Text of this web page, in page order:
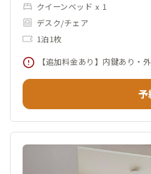
クイーンベッド x 1
デスク/チェア
1泊1枚
【追加料金あり】内鍵あり・外
予